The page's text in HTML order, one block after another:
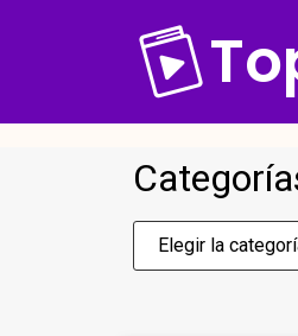
Elegir la